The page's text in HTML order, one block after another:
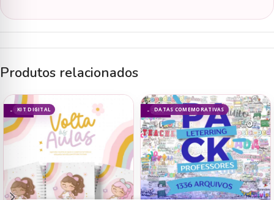
Produtos relacionados
KIT DIGITAL
- 93% DATAS COMEMORATIVAS
- 50%